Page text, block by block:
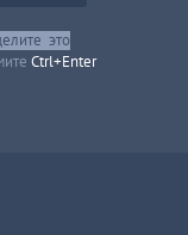
это
Ctrl+Enter